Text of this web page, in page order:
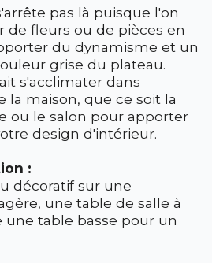
pas là puisque l'on
de fleurs ou de pièces en
du dynamisme et un
grise du plateau.
s'acclimater dans
la maison, que ce soit la
ou le salon pour apporter
design d'intérieur.
:
décoratif sur une
une table de salle à
table basse pour un